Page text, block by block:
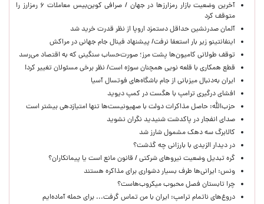
آخرین وضعیت بازار رمزارزها در جهان / صرافی کوین‌بیس معاملات ۶ رمزارز را
متوقف کرد
آلمان صدرنشین حداقل دستمزد اروپا از نظر قدرت خرید شد
اینفانتینو زیر بار استعفا نرفت/ پیشنهاد فینال جام جهانی در مراکش
توقف طولانی کامیون‌ها پشت مرز؛ صورت‌حساب سنگینی که به اقتصاد می‌رسد
قطع همکاری با قلعه نویی همچنان سوژه است/ نظر برخی مسئولان تغییر کرد!
ایران به‌دنبال میزبانی از جام باشگاه‌های فوتسال آسیا
افشای درگیری ترامپ با هگست در کمپ دیوید
حزب‌الله: حاصل مذاکرات دولت با صهیونیست‌ها تنها امتیازدهی‌ بیشتر است
صدای انفجار در پاکدشت شنیدید نگران نشوید
کالابرگ سه دهک مشمول شارز شد
در دیدار الزیدی با بارزانی چه گذشت؟
گره تبدیل وضعیت نیروهای شرکتی / قانون مانع است یا پیمانکاران؟
ونس: ایرانی‌ها طرف بسیار دشواری برای مذاکره هستند
چرا تابستان فصل محبوب میکروب‌هاست؟
دروغ‌های ناتمام ترامپ: ایران با من تماس گرفت... برای حمله آماده‌ایم